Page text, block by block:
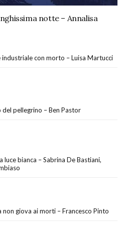
notte – Annalisa
industriale con morto – Luisa Martucci
del pellegrino – Ben Pastor
luce bianca – Sabrina De Bastiani,
non giova ai morti – Francesco Pinto